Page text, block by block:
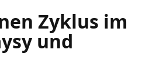
Zyklus im
und